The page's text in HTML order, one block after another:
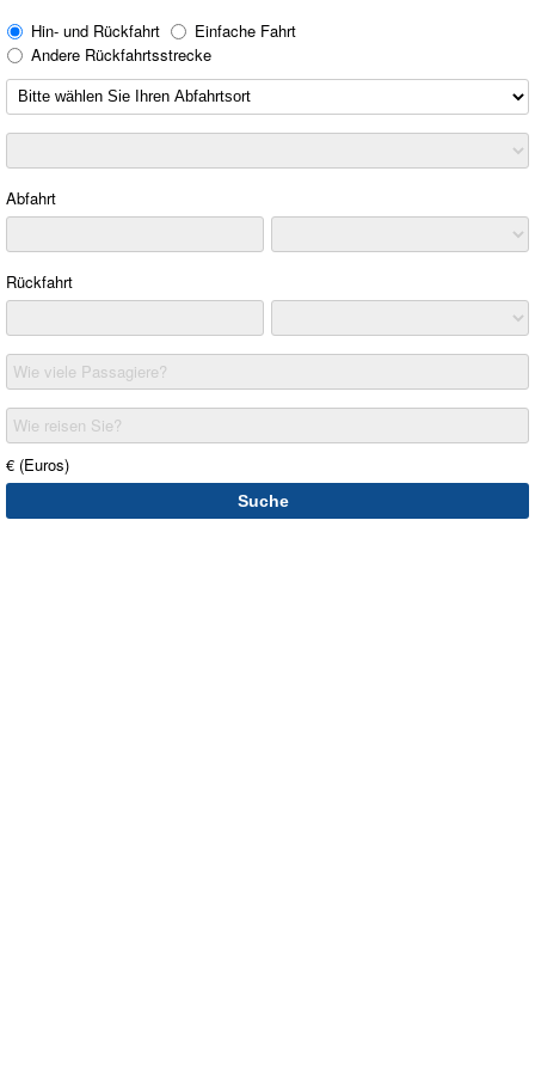
Hin- und Rückfahrt
Einfache Fahrt
Andere Rückfahrtsstrecke
Abfahrt
Rückfahrt
Wie viele Passagiere?
Wie reisen Sie?
€ (Euros)
Suche